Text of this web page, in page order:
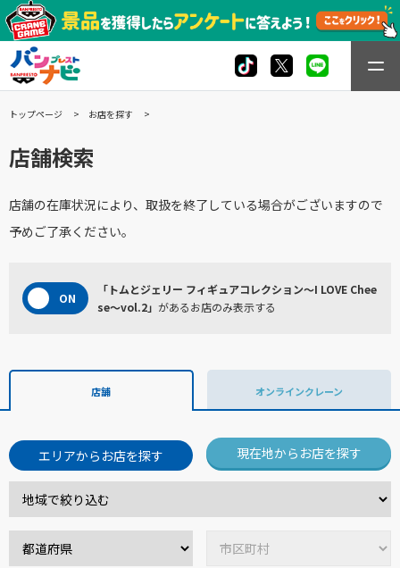
トップページ お店を探す
店舗検索
店舗の在庫状況により、取扱を終了している場合がございますので
予めご了承ください。
「トムとジェリー フィギュアコレクション～I LOVE Chee
se～vol.2」 があるお店のみ表示する
店舗 オンラインクレーン
エリアからお店を探す 現在地からお店を探す